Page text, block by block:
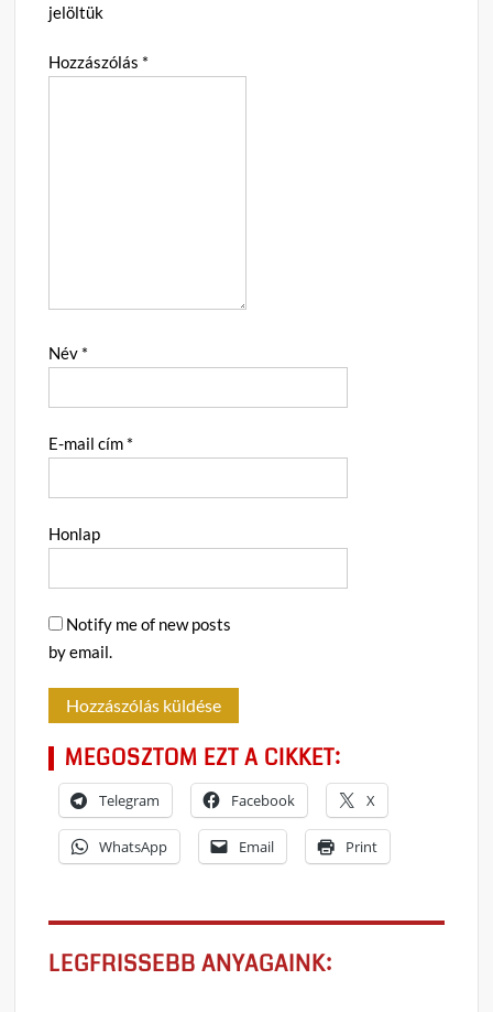
jelöltük
Hozzászólás *
Név *
E-mail cím *
Honlap
Notify me of new posts
by email.
MEGOSZTOM EZT A CIKKET:
Telegram Facebook X
WhatsApp Email Print
LEGFRISSEBB ANYAGAINK: